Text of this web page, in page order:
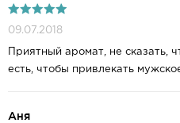
09.07.2018
Приятный аромат, не сказать,
есть, чтобы привлекать
Аня